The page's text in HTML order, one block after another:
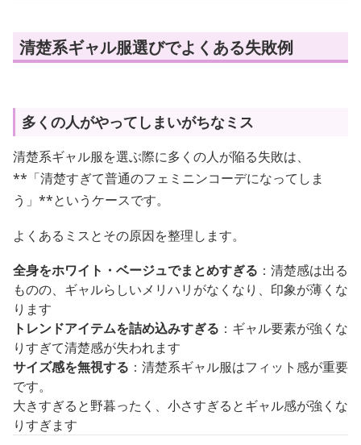
清楚系ギャル服選びでよくある失敗例
多くの人がやってしまいがちなミス
清楚系ギャル服を選ぶ際に多くの人が陥る失敗は、
**「清楚すぎて普通のフェミニンコーデになってしま
う」**というケースです。
よくあるミスとその原因を整理します。
全身をホワイト・ベージュでまとめすぎる ：清楚感は出る
ものの、ギャルらしいメリハリがなくなり、印象が薄くな
ります
トレンドアイテムを詰め込みすぎる ：ギャル要素が強くな
りすぎて清楚感が失われます
サイズ感を無視する ：清楚系ギャル服はフィット感が重要
です。
大きすぎると野暮ったく、小さすぎるとギャル感が強くな
りすぎます